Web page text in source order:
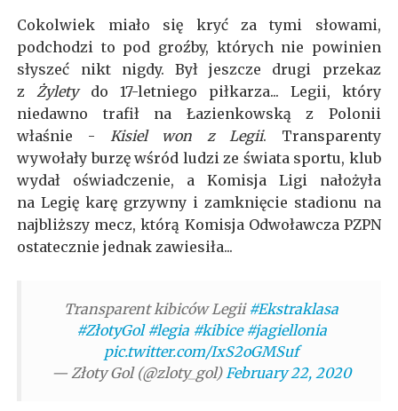
Cokolwiek miało się kryć za tymi słowami,
podchodzi to pod groźby, których nie powinien
słyszeć nikt nigdy. Był jeszcze drugi przekaz
z Żylety do 17-letniego piłkarza... Legii, który
niedawno trafił na Łazienkowską z Polonii
właśnie -
Kisiel won z Legii. Transparenty
wywołały burzę wśród ludzi ze świata sportu, klub
wydał oświadczenie, a Komisja Ligi nałożyła
na Legię karę grzywny i zamknięcie stadionu na
najbliższy mecz, którą Komisja Odwoławcza PZPN
ostatecznie jednak zawiesiła...
Transparent kibiców Legii #Ekstraklasa
#ZłotyGol #legia #kibice #jagiellonia
pic.twitter.com/IxS2oGMSuf
— Złoty Gol (@zloty_gol) February 22, 2020